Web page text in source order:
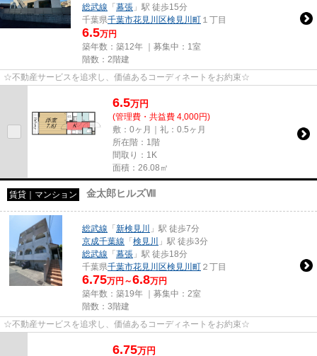
総武線 「幕張 」駅 徒歩15分
千葉県千葉市花見川区検見川町 １丁目
6.5万円
築年数：築12年 ｜募集中： 1室
階数：2階建
☆不動産サービスを追求し、価値あるコーディネートをお約束☆
6.5万円
(管理費・共益費 4,000円)
敷：0ヶ月｜礼：0.5ヶ月
所在階：1階
間取り：1K
面積：26.08㎡
賃貸｜マンション 金太郎ヒルズⅧ
総武線 「新検見川
」駅 徒歩7分
京成千葉線 「検見川
」駅 徒歩3分
総武線 「幕張 」駅 徒歩18分
千葉県千葉市花見川区検見川町 ２丁目
6.75万円～6.8万円
築年数：築19年 ｜募集中： 2室
階数：3階建
☆不動産サービスを追求し、価値あるコーディネートをお約束☆
6.75万円